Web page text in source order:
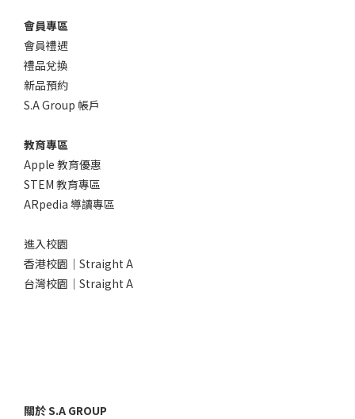
會員專區
會員禮遇
禮品兌換
新品預約
S.A Group 帳戶
教育專區
Apple 教育優惠
STEM 教育專區
ARpedia 導讀專區
進入校園
香港校園｜Straight A
台灣校園｜Straight A
關於 S.A GROUP